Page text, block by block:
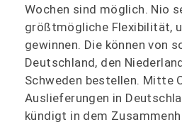
Wochen sind möglich. Nio
größtmögliche Flexibilität,
gewinnen. Die können von
Deutschland, den
Schweden bestellen. Mitte
Auslieferungen in
kündigt in dem